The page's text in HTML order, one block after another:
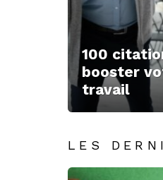
100
booster
travail
LES